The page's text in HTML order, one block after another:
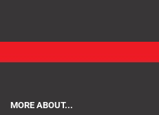
MORE ABOUT...